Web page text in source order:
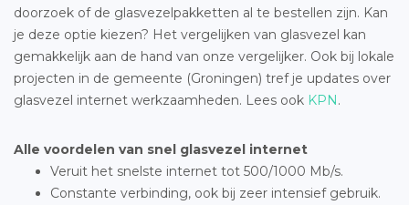
doorzoek of de glasvezelpakketten al te bestellen zijn. Kan
je deze optie kiezen? Het vergelijken van glasvezel kan
gemakkelijk aan de hand van onze vergelijker. Ook bij lokale
projecten in de gemeente (Groningen) tref je updates over
glasvezel internet werkzaamheden. Lees ook KPN.
Alle voordelen van snel glasvezel internet
Veruit het snelste internet tot 500/1000 Mb/s.
Constante verbinding, ook bij zeer intensief gebruik.